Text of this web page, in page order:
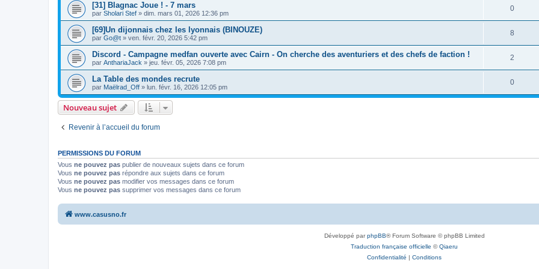
[31] Blagnac Joue ! - 7 mars
par Sholari Stef » dim. mars 01, 2026 12:36 pm
0
[69]Un dijonnais chez les lyonnais (BINOUZE)
par Go@t » ven. févr. 20, 2026 5:42 pm
8
Discord - Campagne medfan ouverte avec Cairn - On cherche des aventuriers et des chefs de faction !
par AnthariaJack » jeu. févr. 05, 2026 7:08 pm
2
La Table des mondes recrute
par Maëlrad_Off » lun. févr. 16, 2026 12:05 pm
0
Nouveau sujet
Revenir à l’accueil du forum
PERMISSIONS DU FORUM
Vous ne pouvez pas publier de nouveaux sujets dans ce forum
Vous ne pouvez pas répondre aux sujets dans ce forum
Vous ne pouvez pas modifier vos messages dans ce forum
Vous ne pouvez pas supprimer vos messages dans ce forum
www.casusno.fr
Développé parphpBB® Forum Software © phpBB Limited
Traduction française officielle ©Qiaeru
Confidentialité | Conditions